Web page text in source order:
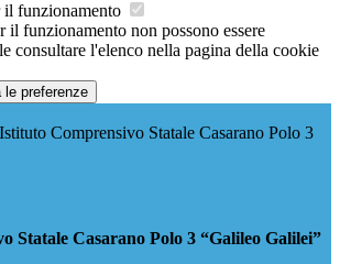
il funzionamento
il funzionamento non possono essere
consultare l'elenco nella pagina della cookie
le preferenze
Istituto Comprensivo Statale Casarano Polo 3
Statale Casarano Polo 3 “Galileo Galilei”